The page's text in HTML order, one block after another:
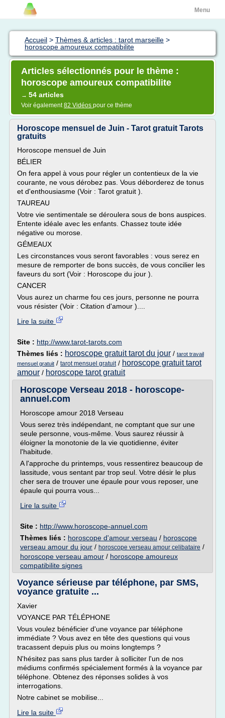
Menu
Accueil > Thèmes & articles : tarot marseille >
horoscope amoureux compatibilite
Articles sélectionnés pour le thème :
horoscope amoureux compatibilite
→ 54 articles
Voir également82 Vidéos pour ce thème
Horoscope mensuel de Juin - Tarot gratuit Tarots
gratuits
Horoscope mensuel de Juin
BÉLIER
On fera appel à vous pour régler un contentieux de la vie
courante, ne vous dérobez pas. Vous déborderez de tonus
et d'enthousiasme (Voir : Tarot gratuit ).
TAUREAU
Votre vie sentimentale se déroulera sous de bons auspices.
Entente idéale avec les enfants. Chassez toute idée
négative ou morose.
GÉMEAUX
Les circonstances vous seront favorables : vous serez en
mesure de remporter de bons succès, de vous concilier les
faveurs du sort (Voir : Horoscope du jour ).
CANCER
Vous aurez un charme fou ces jours, personne ne pourra
vous résister (Voir : Citation d'amour )....
Lire la suite
Site : http://www.tarot-tarots.com
Thèmes liés : horoscope gratuit tarot du jour / tarot travail
mensuel gratuit / tarot mensuel gratuit/ horoscope gratuit tarot
amour / horoscope tarot gratuit
Horoscope Verseau 2018 - horoscope-
annuel.com
Horoscope amour 2018 Verseau
Vous serez très indépendant, ne comptant que sur une
seule personne, vous-même. Vous saurez réussir à
éloigner la monotonie de la vie quotidienne, éviter
l'habitude.
A l'approche du printemps, vous ressentirez beaucoup de
lassitude, vous sentant par trop seul. Votre désir le plus
cher sera de trouver une épaule pour vous reposer, une
épaule qui pourra vous...
Lire la suite
Site : http://www.horoscope-annuel.com
Thèmes liés : horoscope d'amour verseau / horoscope
verseau amour du jour / horoscope verseau amour celibataire /
horoscope verseau amour / horoscope amoureux
compatibilite signes
Voyance sérieuse par téléphone, par SMS,
voyance gratuite ...
Xavier
VOYANCE PAR TÉLÉPHONE
Vous voulez bénéficier d'une voyance par téléphone
immédiate ? Vous avez en tête des questions qui vous
tracassent depuis plus ou moins longtemps ?
N'hésitez pas sans plus tarder à solliciter l'un de nos
médiums confirmés spécialement formés à la voyance par
téléphone. Obtenez des réponses solides à vos
interrogations.
Notre cabinet se mobilise...
Lire la suite